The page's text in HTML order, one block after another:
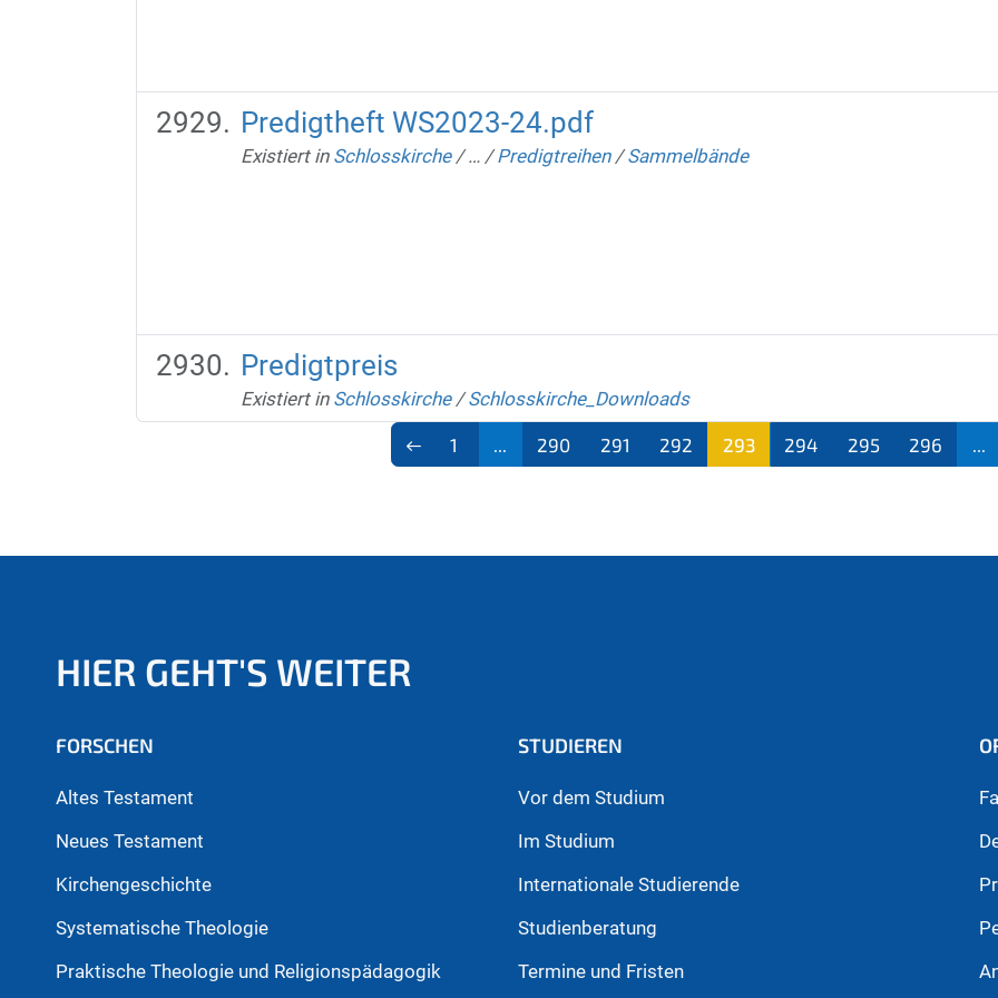
Predigtheft WS2023-24.pdf
Existiert in Schlosskirche /… /Predigtreihen /Sammelbände
Predigtpreis
Existiert in Schlosskirche /Schlosskirche_Downloads
1 290 291 292
293
294 295 296
HIER GEHT'S WEITER
FORSCHEN
Altes Testament
Neues Testament
Kirchengeschichte
Systematische Theologie
Praktische Theologie und Religionspädagogik
STUDIEREN
Vor dem Studium
Im Studium
Internationale Studierende
Studienberatung
Termine und Fristen